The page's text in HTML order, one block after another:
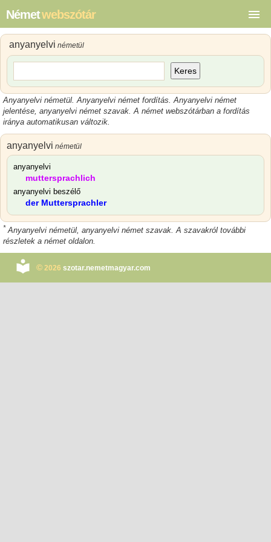
Németwebszótár
anyanyelvi németül
Keres
Anyanyelvi németül. Anyanyelvi német fordítás. Anyanyelvi német
jelentése, anyanyelvi német szavak. A német webszótárban a fordítás
iránya automatikusan változik.
anyanyelvi németül
anyanyelvi
muttersprachlich
anyanyelvi beszélő
der Muttersprachler
* Anyanyelvi németül, anyanyelvi német szavak. A szavakról további
részletek a német oldalon.
© 2026 szotar.nemetmagyar.com